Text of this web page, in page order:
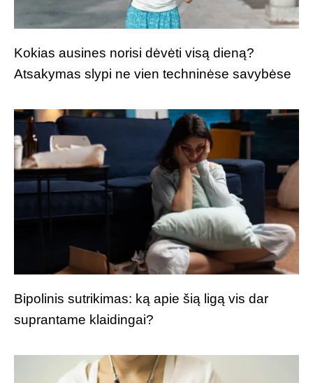
Kokias ausines norisi dėvėti visą dieną?
Atsakymas slypi ne vien techninėse savybėse
Bipolinis sutrikimas: ką apie šią ligą vis dar
suprantame klaidingai?